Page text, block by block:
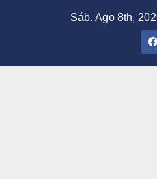
Sáb. Ago 8th,